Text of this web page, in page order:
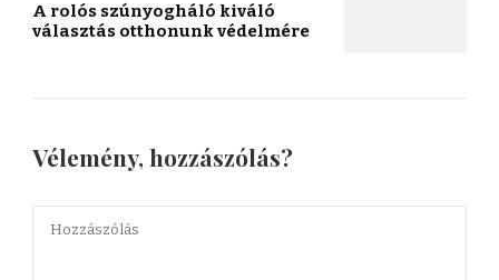
A rolós szúnyogháló kiváló
választás otthonunk védelmére
Vélemény, hozzászólás?